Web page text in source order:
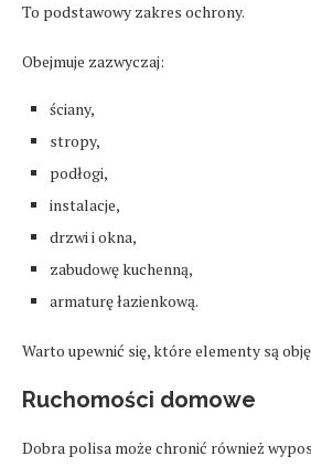
To podstawowy zakres ochrony.
Obejmuje zazwyczaj:
ściany,
stropy,
podłogi,
instalacje,
drzwi i okna,
zabudowę kuchenną,
armaturę łazienkową.
Warto upewnić się, które elementy są
Ruchomości domowe
Dobra polisa może chronić również